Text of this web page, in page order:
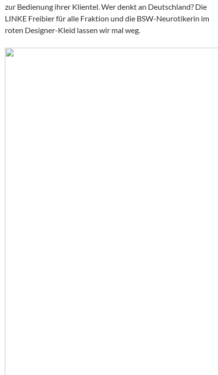
zur Bedienung ihrer Klientel. Wer denkt an Deutschland? Die
LINKE Freibier für alle Fraktion und die BSW-Neurotikerin im
roten Designer-Kleid lassen wir mal weg.